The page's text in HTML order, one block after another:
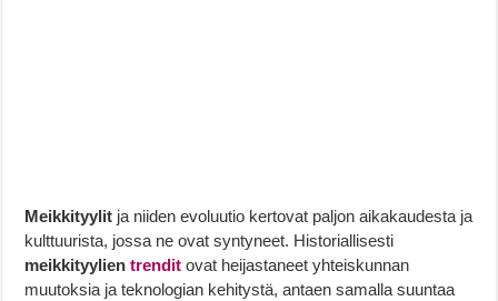
Meikkityylit ja niiden evoluutio kertovat paljon aikakaudesta ja
kulttuurista, jossa ne ovat syntyneet. Historiallisesti
meikkityylientrendit ovat heijastaneet yhteiskunnan
muutoksia ja teknologian kehitystä, antaen samalla suuntaa